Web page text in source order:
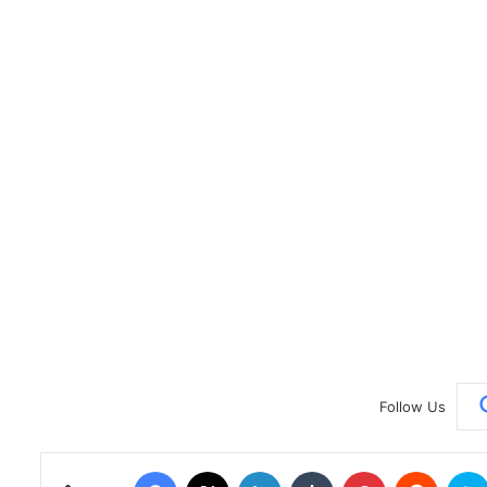
Follow Us